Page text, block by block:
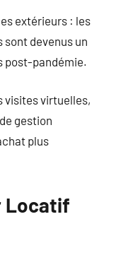
extérieurs : les
devenus un
post-pandémie.
visites virtuelles,
gestion
plus
Locatif